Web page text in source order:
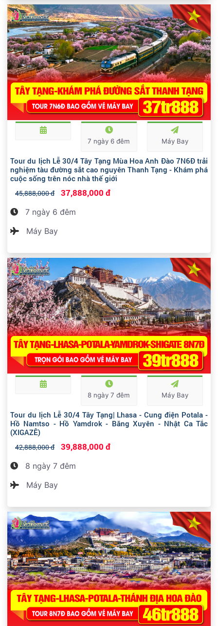
7 ngày 6 đêm Máy Bay
Tour du lịch Lễ 30/4 Tây Tạng Mùa Hoa Anh Đào 7N6Đ trải
nghiệm tàu đường sắt cao nguyên Thanh Tạng - Khám phá
cuộc sống trên nóc nhà thế giới
45,888,000 đ 37,888,000 đ
7 ngày 6 đêm
Máy Bay
8 ngày 7 đêm Máy Bay
Tour du lịch Lễ 30/4 Tây Tạng| Lhasa - Cung điện Potala -
Hồ Namtso - Hồ Yamdrok - Băng Xuyên - Nhật Ca Tắc
(XIGAZÊ)
42,888,000 đ 39,888,000 đ
8 ngày 7 đêm
Máy Bay